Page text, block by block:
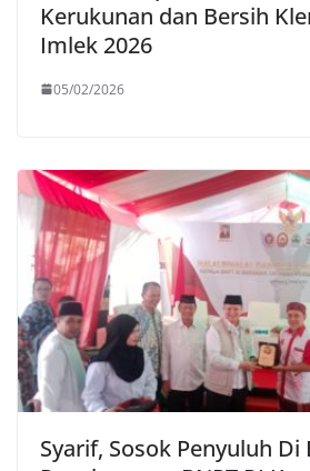
Kerukunan dan Bersih
Imlek 2026
05/02/2026
Syarif, Sosok Penyuluh Di